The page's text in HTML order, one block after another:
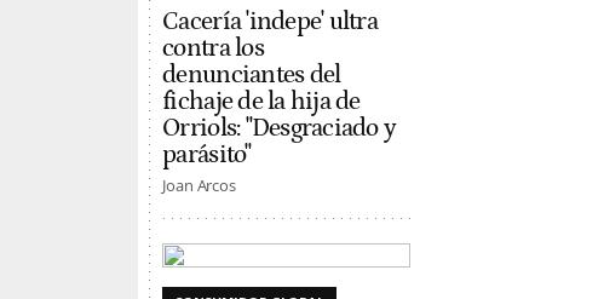
Cacería 'indepe' ultra
contra los
denunciantes del
fichaje de la hija de
Orriols: "Desgraciado y
parásito"
Joan Arcos